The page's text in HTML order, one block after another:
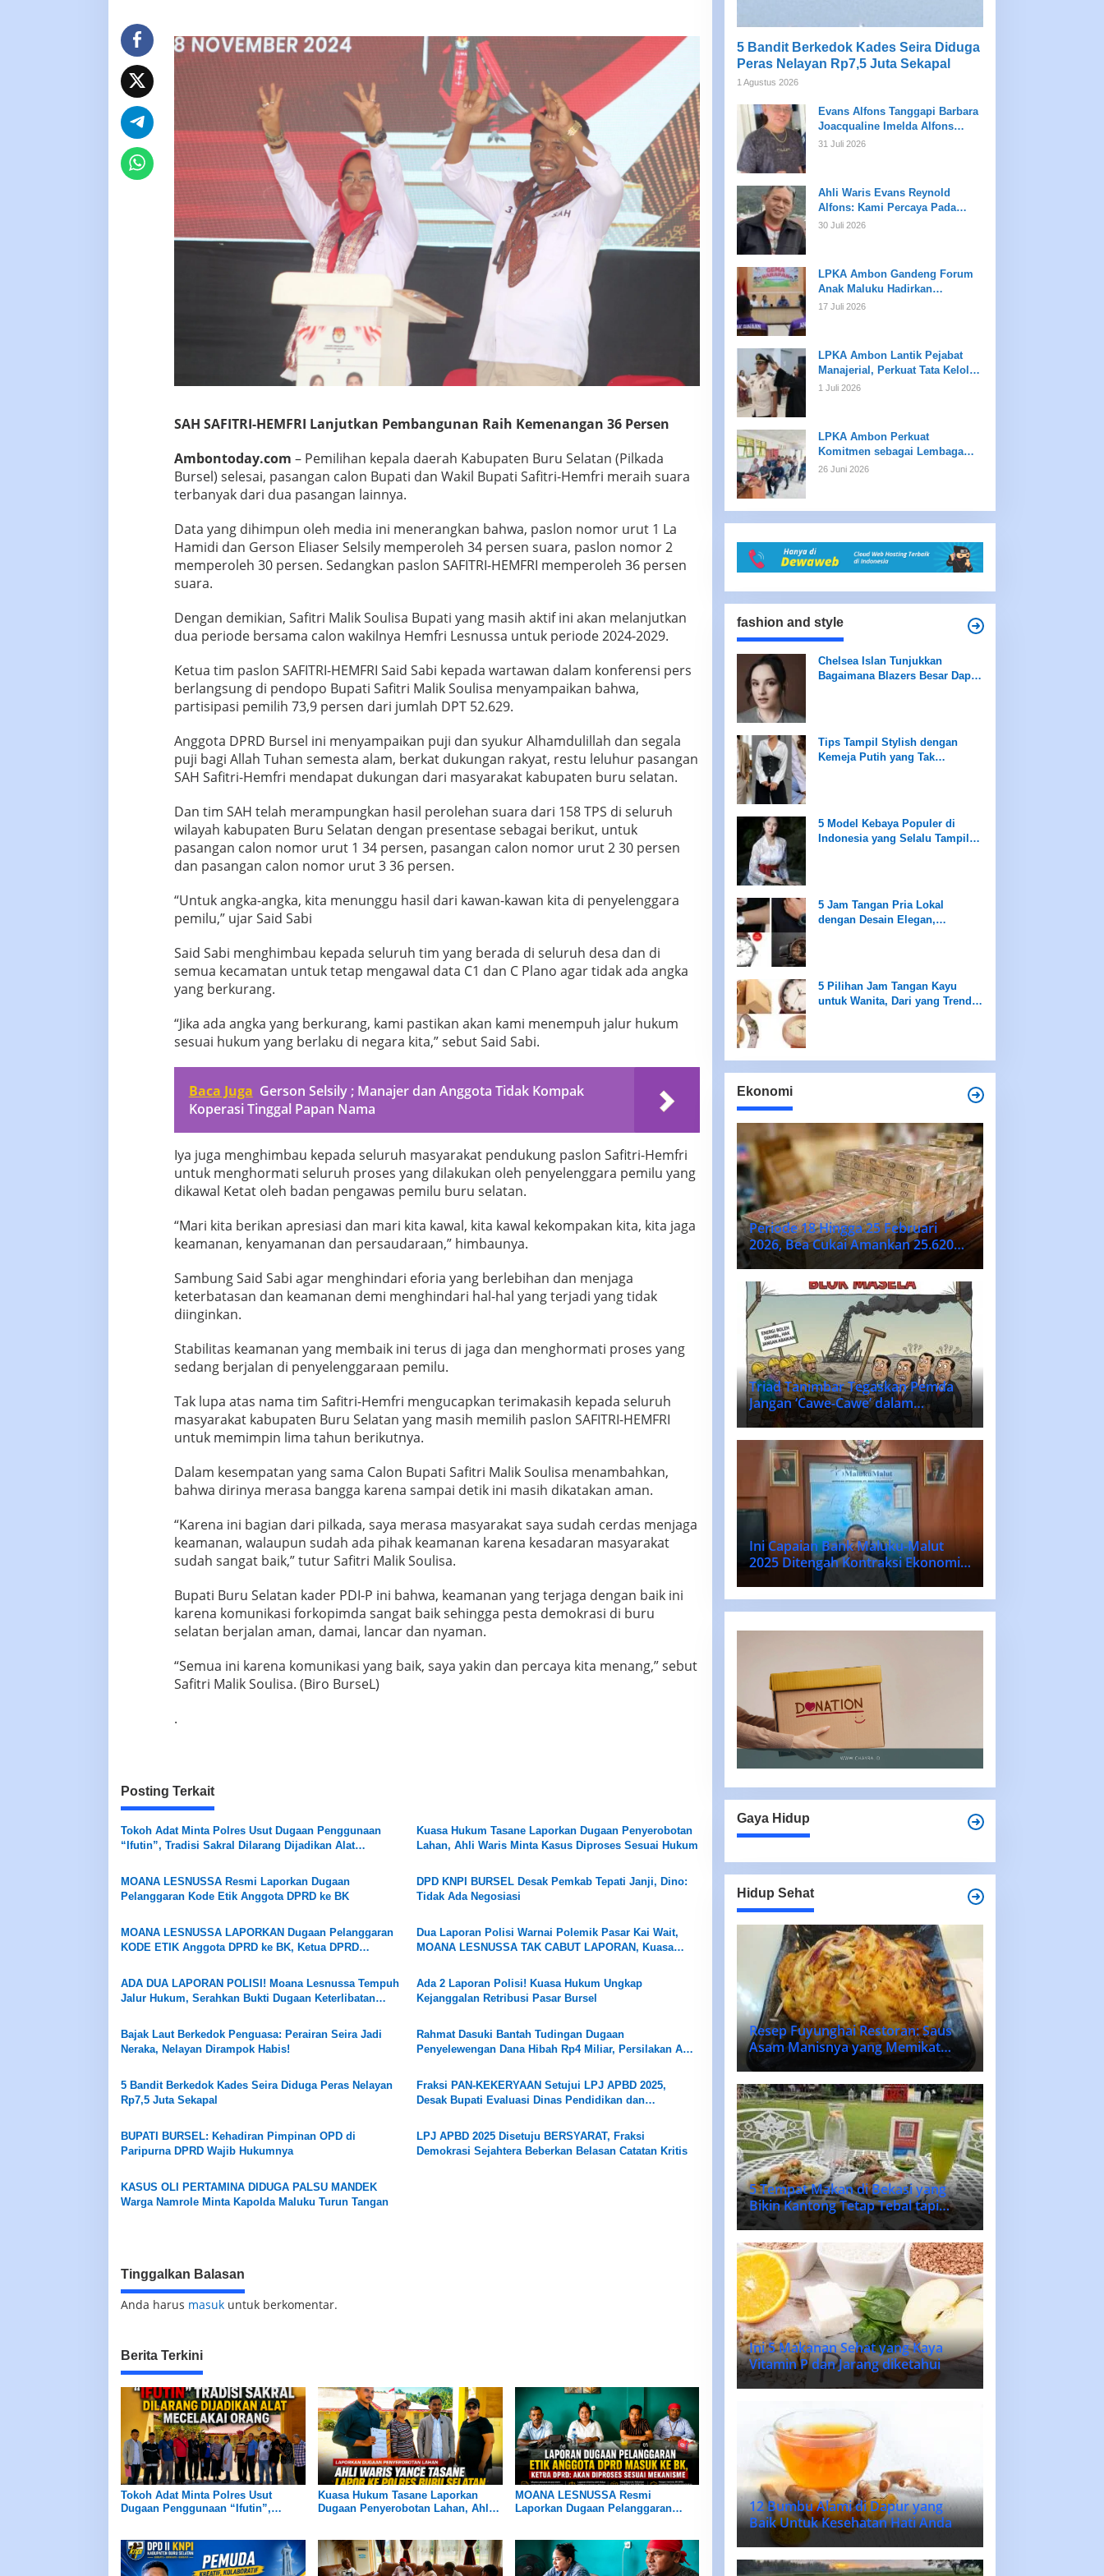
SAH SAFITRI-HEMFRI Lanjutkan Pembangunan Raih Kemenangan 36 Persen
Ambontoday.com – Pemilihan kepala daerah Kabupaten Buru Selatan (Pilkada
Bursel) selesai, pasangan calon Bupati dan Wakil Bupati Safitri-Hemfri meraih suara
terbanyak dari dua pasangan lainnya.
Data yang dihimpun oleh media ini menerangkan bahwa, paslon nomor urut 1 La
Hamidi dan Gerson Eliaser Selsily memperoleh 34 persen suara, paslon nomor 2
memperoleh 30 persen. Sedangkan paslon SAFITRI-HEMFRI memperoleh 36 persen
suara.
Dengan demikian, Safitri Malik Soulisa Bupati yang masih aktif ini akan melanjutkan
dua periode bersama calon wakilnya Hemfri Lesnussa untuk periode 2024-2029.
Ketua tim paslon SAFITRI-HEMFRI Said Sabi kepada wartawan dalam konferensi pers
berlangsung di pendopo Bupati Safitri Malik Soulisa menyampaikan bahwa,
partisipasi pemilih 73,9 persen dari jumlah DPT 52.629.
Anggota DPRD Bursel ini menyampaikan puji dan syukur Alhamdulillah dan segala
puji bagi Allah Tuhan semesta alam, berkat dukungan rakyat, restu leluhur pasangan
SAH Safitri-Hemfri mendapat dukungan dari masyarakat kabupaten buru selatan.
Dan tim SAH telah merampungkan hasil perolehan suara dari 158 TPS di seluruh
wilayah kabupaten Buru Selatan dengan presentase sebagai berikut, untuk
pasangan calon nomor urut 1 34 persen, pasangan calon nomor urut 2 30 persen
dan pasangan calon nomor urut 3 36 persen.
“Untuk angka-angka, kita menunggu hasil dari kawan-kawan kita di penyelenggara
pemilu,” ujar Said Sabi
Said Sabi menghimbau kepada seluruh tim yang berada di seluruh desa dan di
semua kecamatan untuk tetap mengawal data C1 dan C Plano agar tidak ada angka
yang berkurang.
“Jika ada angka yang berkurang, kami pastikan akan kami menempuh jalur hukum
sesuai hukum yang berlaku di negara kita,” sebut Said Sabi.
Baca Juga Gerson Selsily ; Manajer dan Anggota Tidak Kompak
Koperasi Tinggal Papan Nama
Iya juga menghimbau kepada seluruh masyarakat pendukung paslon Safitri-Hemfri
untuk menghormati seluruh proses yang dilakukan oleh penyelenggara pemilu yang
dikawal Ketat oleh badan pengawas pemilu buru selatan.
“Mari kita berikan apresiasi dan mari kita kawal, kita kawal kekompakan kita, kita jaga
keamanan, kenyamanan dan persaudaraan,” himbaunya.
Sambung Said Sabi agar menghindari eforia yang berlebihan dan menjaga
keterbatasan dan keamanan demi menghindari hal-hal yang terjadi yang tidak
diinginkan.
Stabilitas keamanan yang membaik ini terus di jaga dan menghormati proses yang
sedang berjalan di penyelenggaraan pemilu.
Tak lupa atas nama tim Safitri-Hemfri mengucapkan terimakasih kepada seluruh
masyarakat kabupaten Buru Selatan yang masih memilih paslon SAFITRI-HEMFRI
untuk memimpin lima tahun berikutnya.
Dalam kesempatan yang sama Calon Bupati Safitri Malik Soulisa menambahkan,
bahwa dirinya merasa bangga karena sampai detik ini masih dikatakan aman.
“Karena ini bagian dari pilkada, saya merasa masyarakat saya sudah cerdas menjaga
keamanan, walaupun sudah ada pihak keamanan karena kesadaran masyarakat
sudah sangat baik,” tutur Safitri Malik Soulisa.
Bupati Buru Selatan kader PDI-P ini bahwa, keamanan yang terjaga dengan baik ini
karena komunikasi forkopimda sangat baik sehingga pesta demokrasi di buru
selatan berjalan aman, damai, lancar dan nyaman.
“Semua ini karena komunikasi yang baik, saya yakin dan percaya kita menang,” sebut
Safitri Malik Soulisa. (Biro BurseL)
.
Posting Terkait
Tokoh Adat Minta Polres Usut Dugaan Penggunaan
“Ifutin”, Tradisi Sakral Dilarang Dijadikan Alat
Kuasa Hukum Tasane Laporkan Dugaan Penyerobotan
Lahan, Ahli Waris Minta Kasus Diproses Sesuai Hukum
MOANA LESNUSSA Resmi Laporkan Dugaan
Pelanggaran Kode Etik Anggota DPRD ke BK
DPD KNPI BURSEL Desak Pemkab Tepati Janji, Dino:
Tidak Ada Negosiasi
MOANA LESNUSSA LAPORKAN Dugaan Pelanggaran
KODE ETIK Anggota DPRD ke BK, Ketua DPRD
Dua Laporan Polisi Warnai Polemik Pasar Kai Wait,
MOANA LESNUSSA TAK CABUT LAPORAN, Kuasa
Bekerja Objektif
ADA DUA LAPORAN POLISI! Moana Lesnussa Tempuh
Jalur Hukum, Serahkan Bukti Dugaan Keterlibatan
Ada 2 Laporan Polisi! Kuasa Hukum Ungkap
Kejanggalan Retribusi Pasar Bursel
Bajak Laut Berkedok Penguasa: Perairan Seira Jadi
Neraka, Nelayan Dirampok Habis!
Rahmat Dasuki Bantah Tudingan Dugaan
Penyelewengan Dana Hibah Rp4 Miliar, Persilakan APH
5 Bandit Berkedok Kades Seira Diduga Peras Nelayan
Rp7,5 Juta Sekapal
Fraksi PAN-KEKERYAAN Setujui LPJ APBD 2025,
Desak Bupati Evaluasi Dinas Pendidikan dan
BUPATI BURSEL: Kehadiran Pimpinan OPD di
Paripurna DPRD Wajib Hukumnya
LPJ APBD 2025 Disetuju BERSYARAT, Fraksi
Demokrasi Sejahtera Beberkan Belasan Catatan Kritis
KASUS OLI PERTAMINA DIDUGA PALSU MANDEK
Warga Namrole Minta Kapolda Maluku Turun Tangan
Tinggalkan Balasan
Anda harus masuk untuk berkomentar.
Berita Terkini
Tokoh Adat Minta Polres Usut
Dugaan Penggunaan “Ifutin”,
Kuasa Hukum Tasane Laporkan
Dugaan Penyerobotan Lahan, Ahli
MOANA LESNUSSA Resmi
Laporkan Dugaan Pelanggaran
5 Bandit Berkedok Kades Seira Diduga
Peras Nelayan Rp7,5 Juta Sekapal
1 Agustus 2026
Evans Alfons Tanggapi Barbara
Joacqualine Imelda Alfons
Mengenai Status Ahli Waris dan
31 Juli 2026
Ahli Waris Evans Reynold
Alfons: Kami Percaya Pada
Hukum, Bukan Opini
30 Juli 2026
LPKA Ambon Gandeng Forum
Anak Maluku Hadirkan
Pembinaan Psikologis dan
17 Juli 2026
LPKA Ambon Lantik Pejabat
Manajerial, Perkuat Tata Kelola
dan Kualitas Layanan
1 Juli 2026
LPKA Ambon Perkuat
Komitmen sebagai Lembaga
Ramah Anak Melalui
26 Juni 2026
fashion and style
Chelsea Islan Tunjukkan
Bagaimana Blazers Besar Dapat
Tips Tampil Stylish dengan
Kemeja Putih yang Tak
5 Model Kebaya Populer di
Indonesia yang Selalu Tampil
5 Jam Tangan Pria Lokal
dengan Desain Elegan,
5 Pilihan Jam Tangan Kayu
untuk Wanita, Dari yang Trendi
Ekonomi
Periode 18 Hingga 25 Februari
2026, Bea Cukai Amankan 25.620
Batang Rokok Ilegal
Triad Tanimbar Tegaskan Pemda
Jangan ‘Cawe-Cawe’ dalam
Penentuan Vendor Lokal Blok
MASELA.
Ini Capaian Bank Maluku-Malut
2025 Ditengah Kontraksi Ekonomi
Nasional dan Daerah
Gaya Hidup
Hidup Sehat
Resep Fuyunghai Restoran: Saus
Asam Manisnya yang Memikat
Lidah!
5 Tempat Makan di Bekasi yang
Bikin Kantong Tetap Tebal tapi
Lidah Bahagia
Ini 5 Makanan Sehat yang Kaya
Vitamin P dan Jarang diketahui
12 Bumbu Alami di Dapur yang
Baik Untuk Kesehatan Hati Anda